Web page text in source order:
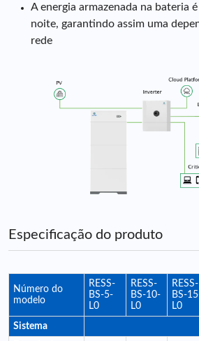
A energia armazenada na bateria
noite, garantindo assim uma
rede
Especificação do produto
Número do
modelo
RESS-
BS-5-
L0
RESS-
BS-10-
L0
RESS-
BS-
L0
Sistema